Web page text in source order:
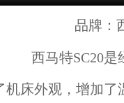
品牌：
西马特SC20是
机床外观，增加了